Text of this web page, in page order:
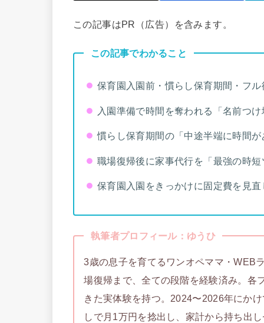
この記事はPR（広告）を含みます。
この記事でわかること
保育園入園前・慣らし保育期間・フ
入園準備で時間を奪われる「名前つ
慣らし保育期間の「中途半端に時間
職場復帰後に家事代行を「最強の時
保育園入園をきっかけに固定費を見
執筆者プロフィール：ゆうひ
3歳の息子を育てるワンオペママ・WEB
場復帰まで、全ての段階を経験済み。各
きた実体験を持つ。2024〜2026年にか
しで月1万円を捻出し、家計から持ち出